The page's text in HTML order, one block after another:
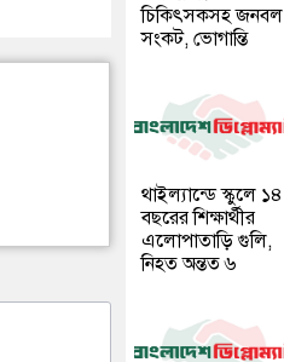
চিকিৎসকসহ জনবল
সংকট, ভোগান্তি
থাইল্যান্ডে স্কুলে ১৪
বছরের শিক্ষার্থীর
এলোপাতাড়ি গুলি,
নিহত অন্তত ৬